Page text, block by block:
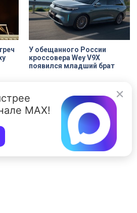
У обещанного России
кроссовера Wey V9X
появился младший брат
MAX!